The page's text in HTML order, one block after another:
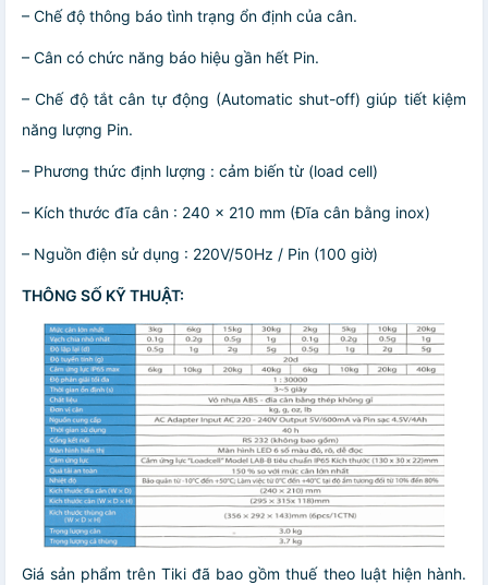
– Chế độ thông báo tình trạng ổn định của cân.
– Cân có chức năng báo hiệu gần hết Pin.
– Chế độ tắt cân tự động (Automatic shut-off) giúp tiết kiệm
năng lượng Pin.
– Phương thức định lượng : cảm biến từ (load cell)
– Kích thước đĩa cân : 240 x 210 mm (Đĩa cân bằng inox)
– Nguồn điện sử dụng : 220V/50Hz / Pin (100 giờ)
THÔNG SỐ KỸ THUẬT:
Giá sản phẩm trên Tiki đã bao gồm thuế theo luật hiện hành.